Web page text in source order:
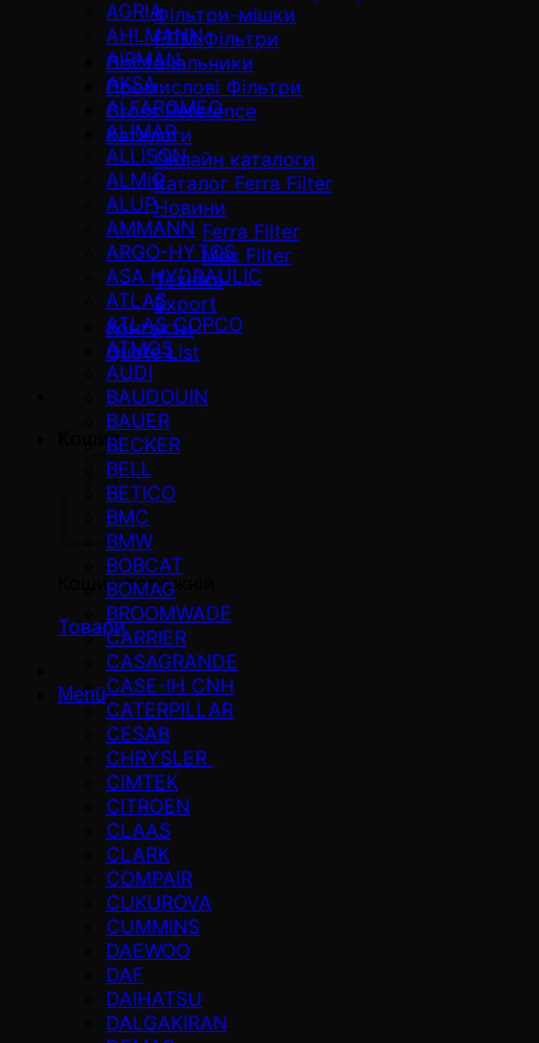
Фільтри-мішки
EDM Фільтри
Постачальники
Промислові Фільтри
Cross Reference
Каталоги
Онлайн каталоги
Каталог Ferra Filter
Новини
Ferra Filter
Mas Filter
Техніка
Export
Контакти
Quote List
Кошик
Кошик порожній
Товари
Menü
AGRIA
AHLMANN
AIRMAN
AKSA
ALFAROMEO
ALIMAR
ALLISON
ALMiG
ALUP
AMMANN
ARGO-HYTOS
ASA HYDRAULIC
ATLAS
ATLAS COPCO
ATMOS
AUDI
BAUDOUIN
BAUER
BECKER
BELL
BETICO
BMC
BMW
BOBCAT
BOMAG
BROOMWADE
CARRIER
CASAGRANDE
CASE-IH CNH
CATERPILLAR
CESAB
CHRYSLER
CIMTEK
CITROEN
CLAAS
CLARK
COMPAIR
CUKUROVA
CUMMINS
DAEWOO
DAF
DAIHATSU
DALGAKIRAN